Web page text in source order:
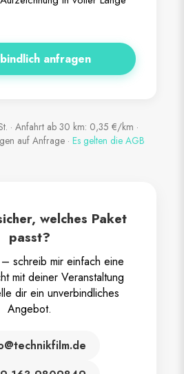
anfragen
· Anfahrt ab 30 km: 0,35 €/km ·
auf Anfrage · Es gelten die AGB
welches Paket
passt?
schreib mir einfach eine
mit deiner Veranstaltung
dir ein unverbindliches
Angebot.